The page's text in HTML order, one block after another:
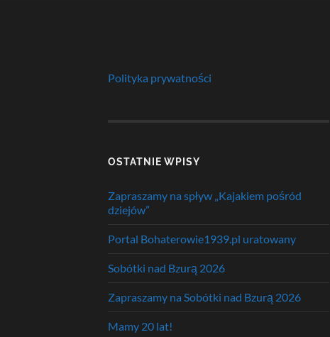
Polityka prywatności
OSTATNIE WPISY
Zapraszamy na spływ „Kajakiem pośród
dziejów”
Portal Bohaterowie1939.pl uratowany
Sobótki nad Bzurą 2026
Zapraszamy na Sobótki nad Bzurą 2026
Mamy 20 lat!